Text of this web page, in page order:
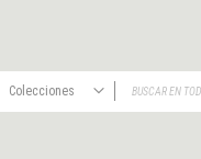
Colecciones